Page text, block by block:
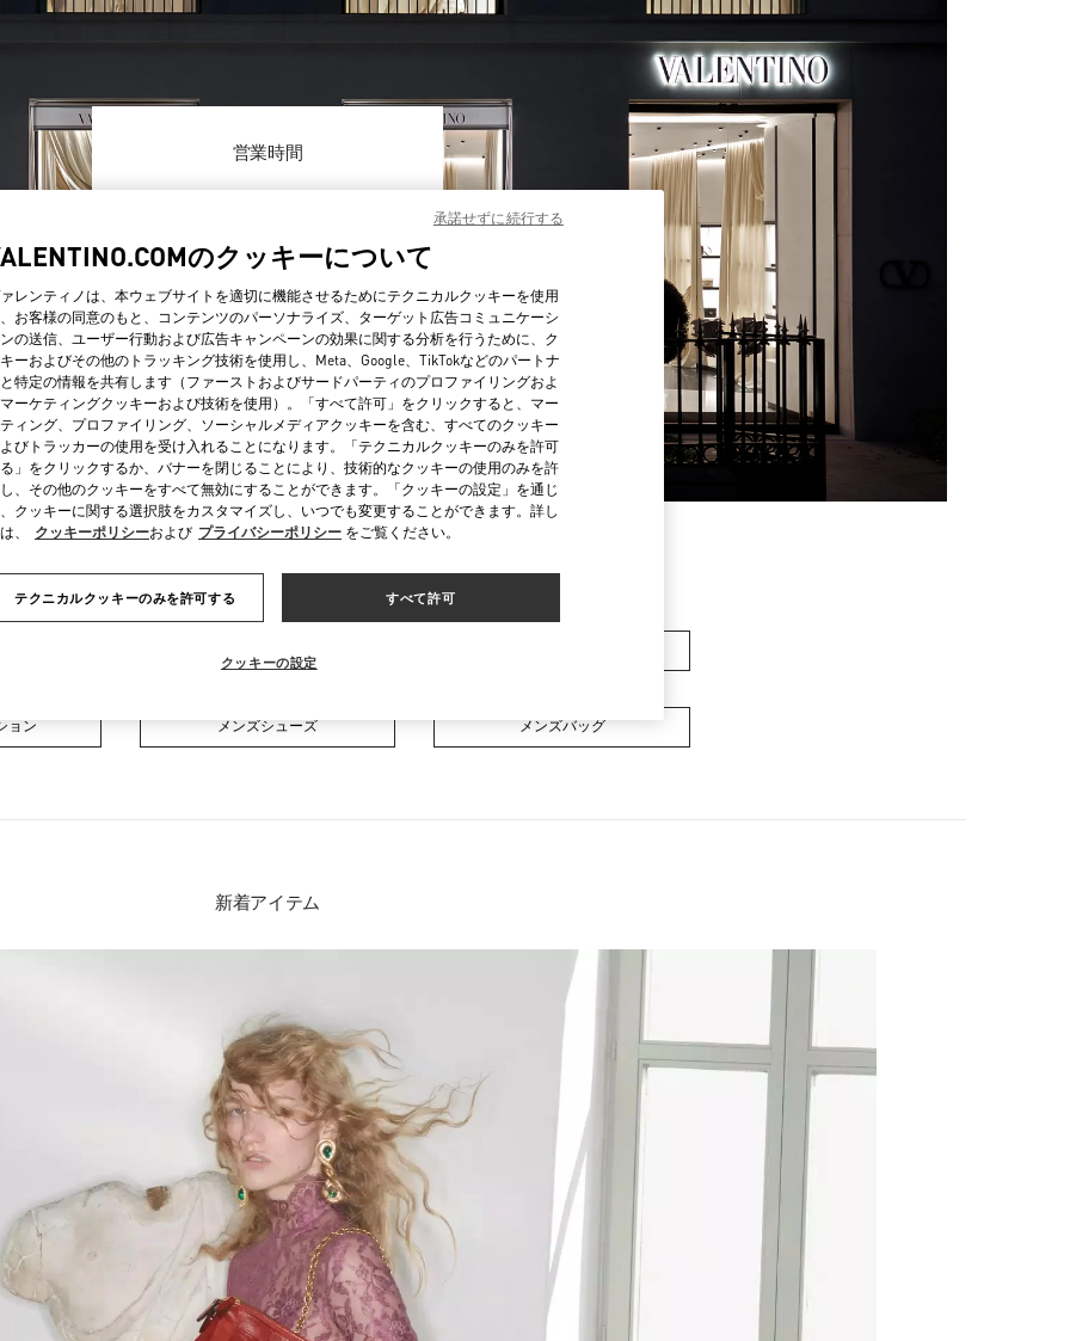
営業時間
火曜
10:00 AM-10:00 PM
木曜
10:00 AM-12:00 AM
金曜
1:00 PM-12:00 AM
土曜 10:00 AM 11:00 PM
ョン メンズシューズ メンズバッグ
新着アイテム
のクッキーについて
レンティノは、本ウェブサイトを適切に機能させるためにテクニカルクッキーを使用
お客様の同意のもと、コンテンツのパーソナライズ、ターゲット広告コミュニケーシ
の送信、ユーザー行動および広告キャンペーンの効果に関する分析を行うために、ク
ーおよびその他のトラッキング技術を使用し、Meta、Google、TikTokなどのパートナ
特定の情報を共有します（ファーストおよびサードパーティのプロファイリングおよ
ーケティングクッキーおよび技術を使用）。「すべて許可」をクリックすると、マー
ィング、プロファイリング、ソーシャルメディアクッキーを含む、すべてのクッキー
びトラッカーの使用を受け入れることになります。「テクニカルクッキーのみを許可
」をクリックするか、バナーを閉じることにより、技術的なクッキーの使用のみを許
、その他のクッキーをすべて無効にすることができます。「クッキーの設定」を通じ
クッキーに関する選択肢をカスタマイズし、いつでも変更することができます。詳し
、
クッキーポリシーおよび プライバシーポリシー をご覧ください。
テクニカルクッキーのみを許可する すべて許可
クッキーの設定
承諾せずに続行する